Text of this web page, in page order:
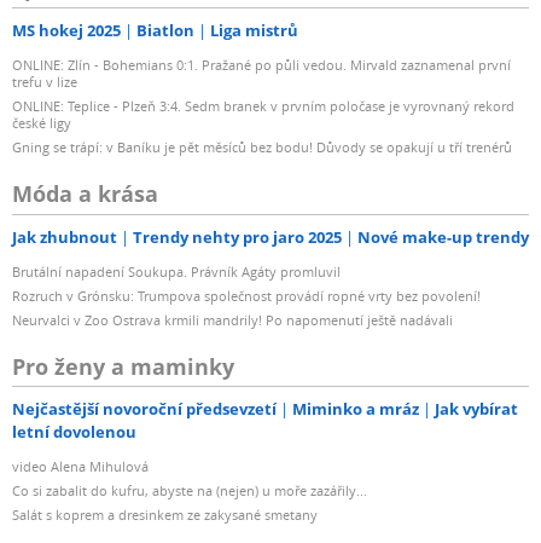
MS hokej 2025 Biatlon Liga mistrů
ONLINE: Zlín - Bohemians 0:1. Pražané po půli vedou. Mirvald zaznamenal první
trefu v lize
ONLINE: Teplice - Plzeň 3:4. Sedm branek v prvním poločase je vyrovnaný rekord
české ligy
Gning se trápí: v Baníku je pět měsíců bez bodu! Důvody se opakují u tří trenérů
Móda a krása
Jak zhubnout Trendy nehty pro jaro 2025 Nové make-up trendy
Brutální napadení Soukupa. Právník Agáty promluvil
Rozruch v Grónsku: Trumpova společnost provádí ropné vrty bez povolení!
Neurvalci v Zoo Ostrava krmili mandrily! Po napomenutí ještě nadávali
Pro ženy a maminky
Nejčastější novoroční předsevzetí Miminko a mráz
Jak vybírat
letní dovolenou
video Alena Mihulová
Co si zabalit do kufru, abyste na (nejen) u moře zazářily...
Salát s koprem a dresinkem ze zakysané smetany